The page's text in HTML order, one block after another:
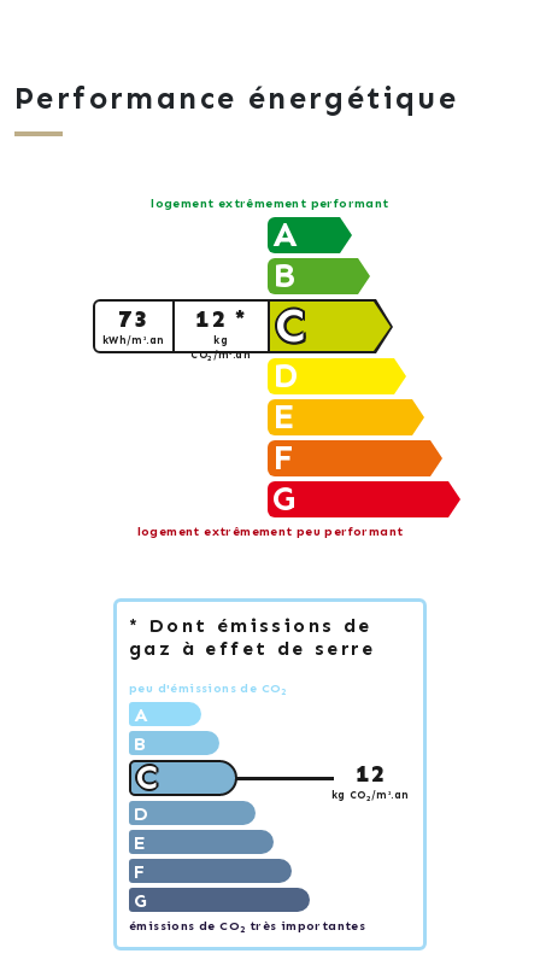
Performance énergétique
logement extrêmement performant
A
B
C
73
kWh/m².an
12 *
kg
CO2/m².an
D
E
F
G
logement extrêmement peu performant
* Dont émissions de
gaz à effet de serre
peu d'émissions de CO 2
A
B
C 12
kg CO2 /m².an
D
E
F
G
émissions de CO2 très importantes